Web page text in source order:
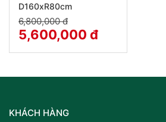
D160xR80cm
6,800,000 đ
5,600,000 đ
KHÁCH HÀNG